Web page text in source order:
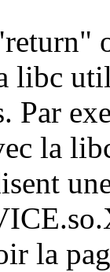
Par
la
la